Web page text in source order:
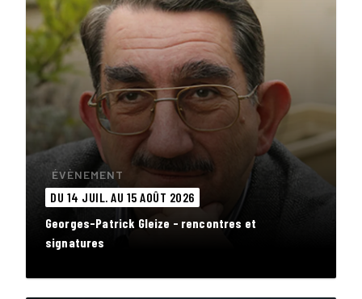
ÉVÈNEMENT
DU 14 JUIL. AU 15 AOÛT 2026
Georges-Patrick Gleize - rencontres et
signatures